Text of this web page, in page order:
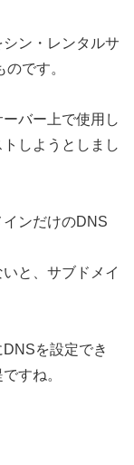
ン・レンタルサ
です。
バー上で使用し
しようとしまし
ンだけのDNS
と、サブドメイ
を設定でき
すね。